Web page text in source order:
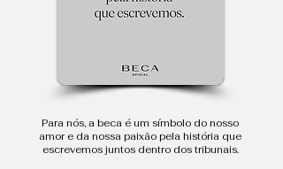
Para nós, a beca é um símbolo do nosso
amor e da nossa paixão pela história que
escrevemos juntos dentro dos tribunais.